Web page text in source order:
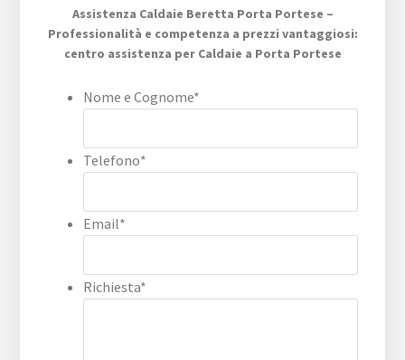
Assistenza Caldaie Beretta Porta Portese –
Professionalità e competenza a prezzi vantaggiosi:
centro assistenza per Caldaie a Porta Portese
Nome e Cognome*
Telefono*
Email*
Richiesta*